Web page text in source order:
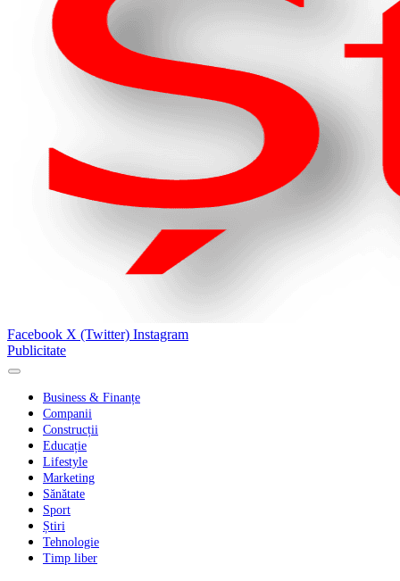
Facebook X (Twitter) Instagram
Publicitate
Business & Finanțe
Companii
Construcții
Educație
Lifestyle
Marketing
Sănătate
Sport
Știri
Tehnologie
Timp liber